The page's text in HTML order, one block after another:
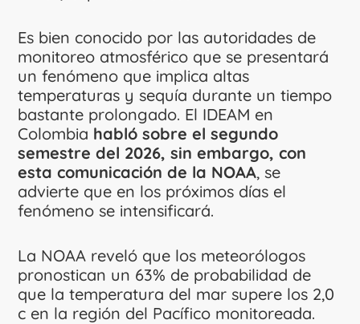
Es bien conocido por las autoridades de
monitoreo atmosférico que se presentará
un fenómeno que implica altas
temperaturas y sequía durante un tiempo
bastante prolongado. El IDEAM en
Colombia habló sobre el segundo
semestre del 2026, sin embargo, con
esta comunicación de la NOAA, se
advierte que en los próximos días el
fenómeno se intensificará.
La NOAA reveló que los meteorólogos
pronostican un 63% de probabilidad de
que la temperatura del mar supere los 2,0
c en la región del Pacífico monitoreada.